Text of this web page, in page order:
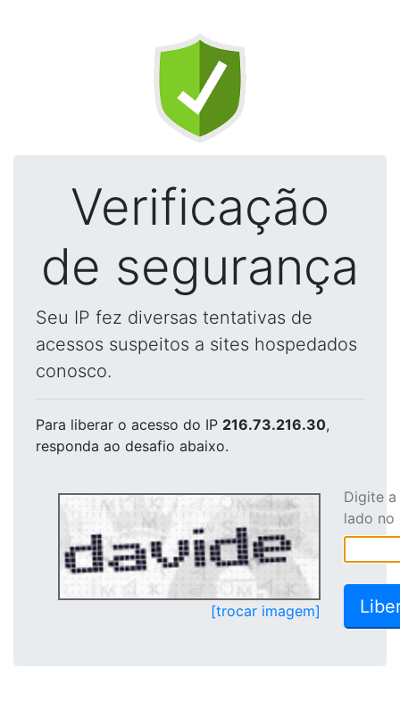
Verificação
de segurança
Seu IP fez diversas tentativas de
acessos suspeitos a sites hospedados
conosco.
Para liberar o acesso do IP 216.73.216.30,
responda ao desafio abaixo.
[trocar imagem]
Digite
lado no